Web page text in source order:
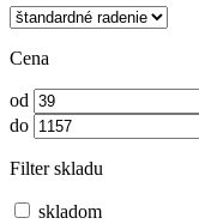
Cena
od
do
Filter skladu
skladom